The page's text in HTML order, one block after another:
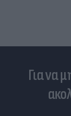
Για να